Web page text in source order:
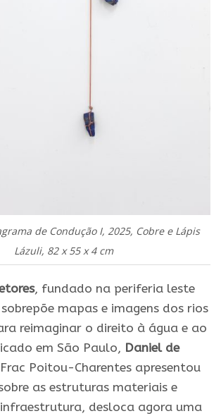
de Condução I, 2025, Cobre e Lápis
Lázuli, 82 x 55 x 4 cm
, fundado na periferia leste
mapas e imagens dos rios
reimaginar o direito à água e ao
em São Paulo, Daniel de
Poitou-Charentes apresentou
as estruturas materiais e
desloca agora uma